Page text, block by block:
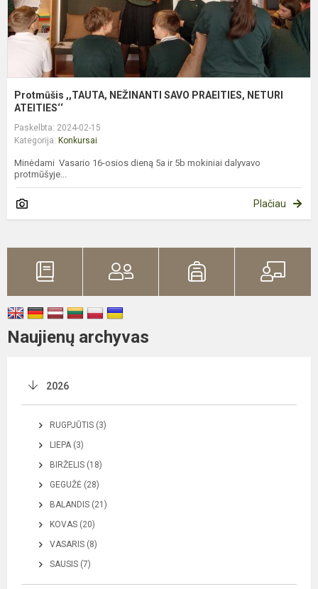
Protmūšis ,,TAUTA, NEŽINANTI SAVO PRAEITIES, NETURI
ATEITIES‘‘
Paskelbta: 2024-02-15
Kategorija: Konkursai
Minėdami Vasario 16-osios dieną 5a ir 5b mokiniai dalyvavo
protmūšyje...
Plačiau
Naujienų archyvas
2026
RUGPJŪTIS (3)
LIEPA (3)
BIRŽELIS (18)
GEGUŽĖ (28)
BALANDIS (21)
KOVAS (20)
VASARIS (8)
SAUSIS (7)